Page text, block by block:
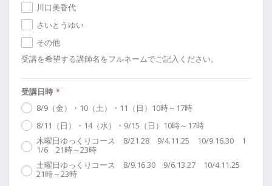
川口美香代
さいとうゆい
その他
受講を希望する講師名をフルネームでご記入ください。
受講日時 *
8/9（金）・10（土）・11（日）10時～17時
8/11（日）・14（水）・9/15（日）10時～17時
木曜日ゆっくりコース 8/21.28 9/4.11.25 10/9.16.30 1
1/6 21時～23時
土曜日ゆっくりコース 8/9.16.30 9/6.13.27 10/4.11.25
21時～23時